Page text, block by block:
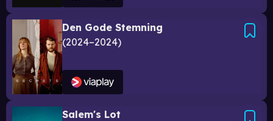
Den Gode Stemning
2024–2024
Salem's Lot